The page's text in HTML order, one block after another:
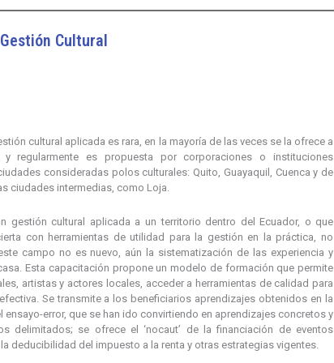
Cultural
cultural aplicada es rara, en la mayoría de las veces se la ofrece a
y regularmente es propuesta por corporaciones o instituciones
consideradas polos culturales: Quito, Guayaquil, Cuenca y de
ciudades intermedias, como Loja.
gestión cultural aplicada a un territorio dentro del Ecuador, o que
con herramientas de utilidad para la gestión en la práctica, no
campo no es nuevo, aún la sistematización de las experiencia y
Esta capacitación propone un modelo de formación que permite
artistas y actores locales, acceder a herramientas de calidad para
Se transmite a los beneficiarios aprendizajes obtenidos en la
error, que se han ido convirtiendo en aprendizajes concretos y
delimitados; se ofrece el ‘nocaut’ de la financiación de eventos
deducibilidad del impuesto a la renta y otras estrategias vigentes.